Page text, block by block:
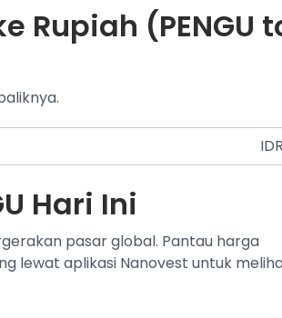
Rupiah (PENGU
IDR
Hari Ini
pasar global. Pantau harga
lewat aplikasi Nanovest untuk